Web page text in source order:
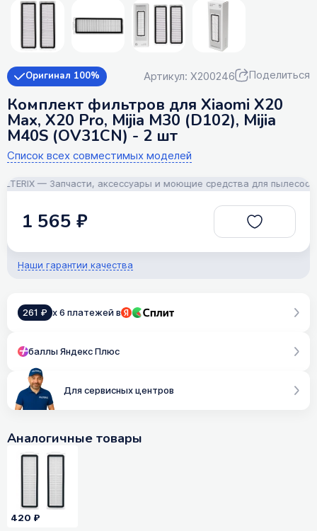
Оригинал 100% Артикул: X200246 Поделиться
Комплект фильтров для Xiaomi X20
Max, X20 Pro, Mijia M30 (D102), Mijia
M40S (OV31CN) - 2 шт
Список всех совместимых моделей
— Запчасти, аксессуары и моющие средства для пылесосов!
1 565 ₽
Наши гарантии качества
261 ₽ x 6 платежей в
баллы Яндекс Плюс
Для сервисных центров
Аналогичные товары
420 ₽